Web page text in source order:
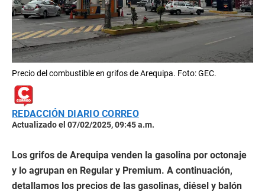
Precio del combustible en grifos de Arequipa. Foto: GEC.
REDACCIÓN DIARIO CORREO
Actualizado el 07/02/2025, 09:45 a.m.
Los grifos de Arequipa venden la gasolina por octonaje
y lo agrupan en Regular y Premium. A continuación,
detallamos los precios de las gasolinas, diésel y balón